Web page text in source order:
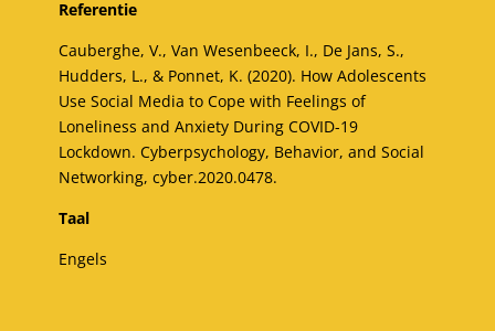
Referentie
Cauberghe, V., Van Wesenbeeck, I., De Jans, S.,
Hudders, L., & Ponnet, K. (2020). How Adolescents
Use Social Media to Cope with Feelings of
Loneliness and Anxiety During COVID-19
Lockdown. Cyberpsychology, Behavior, and Social
Networking, cyber.2020.0478.
Taal
Engels